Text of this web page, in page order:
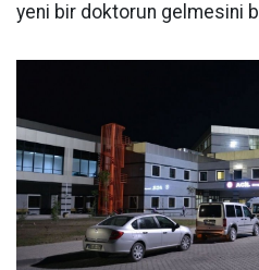
yeni bir doktorun gelmesini